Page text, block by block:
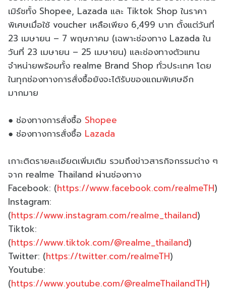
เมิร์ชทั้ง Shopee, Lazada และ Tiktok Shop ในราคา
พิเศษเมื่อใช้ voucher เหลือเพียง 6,499 บาท ตั้งแต่วันที่
23 เมษายน – 7 พฤษภาคม (เฉพาะช่องทาง Lazada ใน
วันที่ 23 เมษายน – 25 เมษายน) และช่องทางตัวแทน
จำหน่ายพร้อมทั้ง realme Brand Shop ทั่วประเทศ โดย
ในทุกช่องทางการสั่งซื้อยังจะได้รับของแถมพิเศษอีก
มากมาย
● ช่องทางการสั่งซื้อ Shopee
● ช่องทางการสั่งซื้อ Lazada
เกาะติดรายละเอียดเพิ่มเติม รวมถึงข่าวสารกิจกรรมต่าง ๆ
จาก realme Thailand ผ่านช่องทาง
Facebook: (https://www.facebook.com/realmeTH)
Instagram:
(https://www.instagram.com/realme_thailand)
Tiktok:
(https://www.tiktok.com/@realme_thailand)
Twitter: (https://twitter.com/realmeTH)
Youtube:
(https://www.youtube.com/@realmeThailandTH)